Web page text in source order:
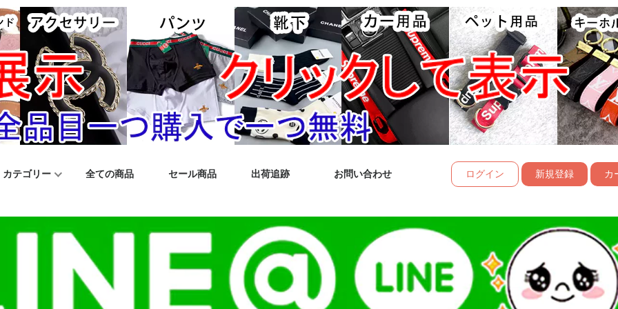
カテゴリー 全ての商品 セール商品 出荷追跡 お問い合わせ ログイン 新規登録 カ